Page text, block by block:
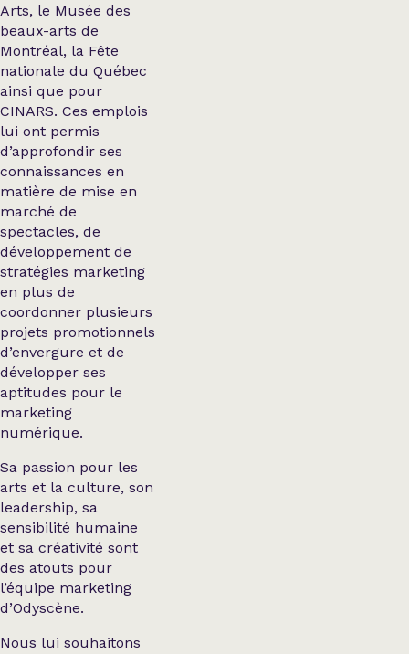
Arts, le Musée des
beaux-arts de
Montréal, la Fête
nationale du Québec
ainsi que pour
CINARS. Ces emplois
lui ont permis
d’approfondir ses
connaissances en
matière de mise en
marché de
spectacles, de
développement de
stratégies marketing
en plus de
coordonner plusieurs
projets promotionnels
d’envergure et de
développer ses
aptitudes pour le
marketing
numérique.
Sa passion pour les
arts et la culture, son
leadership, sa
sensibilité humaine
et sa créativité sont
des atouts pour
l’équipe marketing
d’Odyscène.
Nous lui souhaitons